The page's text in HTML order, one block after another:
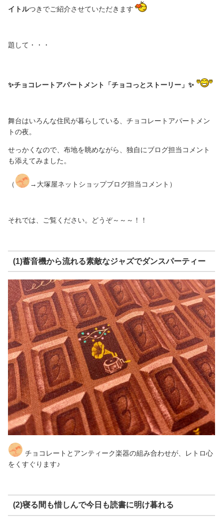
イトルつきでご紹介させていただきます
題して・・・
✨チョコレートアパートメント「チョコっとストーリー」✨
舞台はいろんな住民が暮らしている、チョコレートアパートメン
トの夜。
せっかくなので、布地を眺めながら、独自にブログ担当コメント
も添えてみました。
（ →大塚屋ネットショップブログ担当コメント）
それでは、ご覧ください。どうぞ～～～！！
(1)蓄音機から流れる素敵なジャズでダンスパーティー
チョコレートとアンティーク楽器の組み合わせが、レトロ心
をくすぐります♪
(2)寝る間も惜しんで今日も読書に明け暮れる